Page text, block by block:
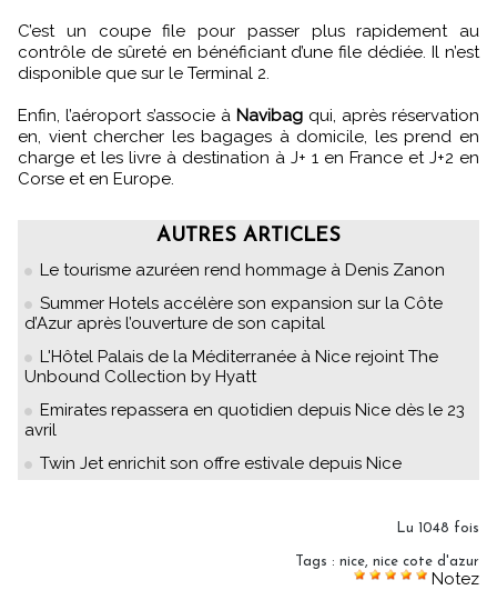
C’est un coupe file pour passer plus rapidement au
contrôle de sûreté en bénéficiant d’une file dédiée. Il n’est
disponible que sur le Terminal 2.
Enfin, l’aéroport s’associe à Navibag qui, après réservation
en, vient chercher les bagages à domicile, les prend en
charge et les livre à destination à J+ 1 en France et J+2 en
Corse et en Europe.
AUTRES ARTICLES
Le tourisme azuréen rend hommage à Denis Zanon
Summer Hotels accélère son expansion sur la Côte
d’Azur après l’ouverture de son capital
L'Hôtel Palais de la Méditerranée à Nice rejoint The
Unbound Collection by Hyatt
Emirates repassera en quotidien depuis Nice dès le 23
avril
Twin Jet enrichit son offre estivale depuis Nice
Lu 1048 fois
Tags : nice, nice cote d'azur
Notez